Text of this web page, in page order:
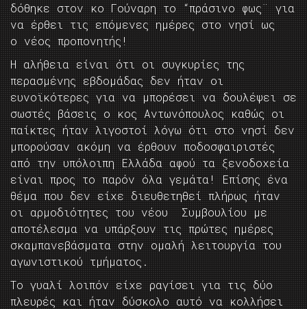
δόθηκε στον κο Γούναρη το “πράσινο φως¨ για
να έρθει τις επόμενες ημέρες στο νησί ως
ο νέος προπονητής!
Η αλήθεια είναι ότι οι συγκυρίες της
περασμένης εβδομάδας δεν ήταν οι
ευνοϊκότερες για να μπορέσει να δουλέψει σε
σωστές βάσεις ο κος Αντωνόπουλος καθώς οι
παίκτες ήταν λιγοστοί λόγω ότι στο νησί δεν
μπορούσαν ακόμη να έρθουν ποδοσφαιριστές
από την υπόλοιπη Ελλάδα αφού τα ξενοδοχεία
είναι προς το παρόν όλα γεμάτα! Επίσης ένα
θέμα που δεν είχε διευθετηθεί πλήρως ήταν
οι αρμοδιότητες του νέου Συμβουλίου με
αποτέλεσμα να υπάρξουν τις πρώτες ημέρες
σκαμπανεβάσματα στην ομαλή λειτουργία του
αγωνιστικού τμήματος.
Το γυαλί λοιπόν είχε ραγίσει για τις δύο
πλευρές και ήταν δύσκολο αυτό να κολλήσει